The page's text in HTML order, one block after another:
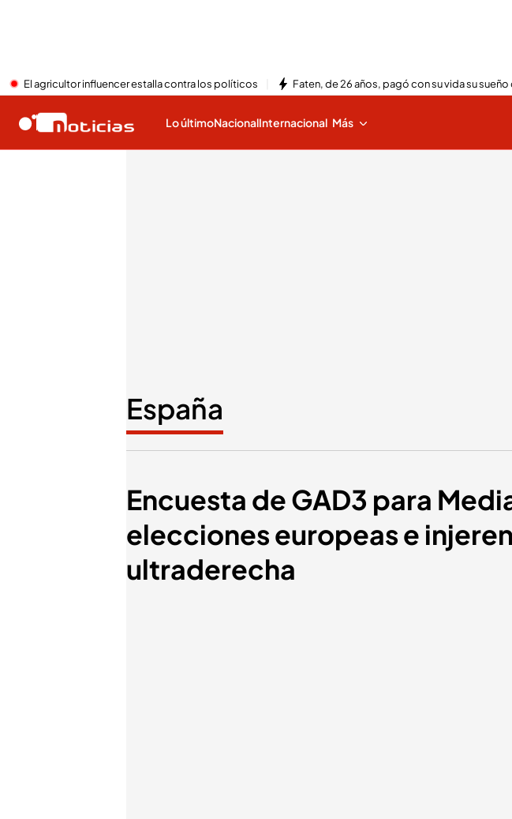
El agricultor influencer estalla contra los políticos Faten, de 26 años, pagó con su vida su
Lo últimoNacionalInternacional Más
España
Encuesta de GAD3 para
elecciones europeas e
ultraderecha